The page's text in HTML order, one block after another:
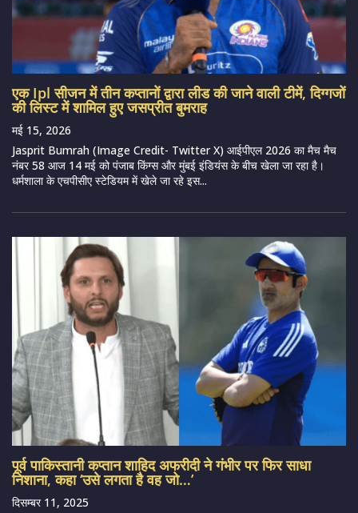
एक Ipl सीजन में तीन कप्तानों द्वारा लीड की जाने वाली टीमें, दिग्गजों
की लिस्ट में शामिल हुए जसप्रीत बुमराह
मई 15, 2026
Jasprit Bumrah (Image Credit- Twitter X) आईपीएल 2026 का मैच मैच
नंबर 58 आज 14 मई को पंजाब किंग्स और मुंबई इंडियंस के बीच खेला जा रहा है।
धर्मशाला के एचपीसीए स्टेडियम में खेले जा रहे इस...
पूर्व पाकिस्तानी कप्तान शाहिद अफरीदी ने गंभीर पर फिर साधा
निशाना, कहा ‘उसे लगता है वह जो…’
दिसम्बर 11, 2025